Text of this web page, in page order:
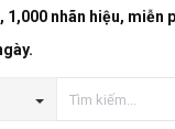
1,000 nhãn hiệu,